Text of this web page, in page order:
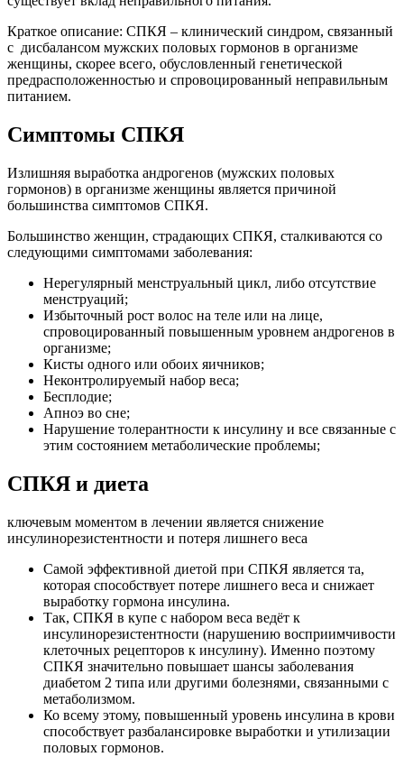
Краткое описание: СПКЯ – клинический синдром, связанный
с дисбалансом мужских половых гормонов в организме
женщины, скорее всего, обусловленный генетической
предрасположенностью и спровоцированный неправильным
питанием.
Симптомы СПКЯ
Излишняя выработка андрогенов (мужских половых
гормонов) в организме женщины является причиной
большинства симптомов СПКЯ.
Большинство женщин, страдающих СПКЯ, сталкиваются со
следующими симптомами заболевания:
Нерегулярный менструальный цикл, либо отсутствие
менструаций;
Избыточный рост волос на теле или на лице,
спровоцированный повышенным уровнем андрогенов в
организме;
Кисты одного или обоих яичников;
Неконтролируемый набор веса;
Бесплодие;
Апноэ во сне;
Нарушение толерантности к инсулину и все связанные с
этим состоянием метаболические проблемы;
СПКЯ и диета
ключевым моментом в лечении является снижение
инсулинорезистентности и потеря лишнего веса
Самой эффективной диетой при СПКЯ является та,
которая способствует потере лишнего веса и снижает
выработку гормона инсулина.
Так, СПКЯ в купе с набором веса ведёт к
инсулинорезистентности (нарушению восприимчивости
клеточных рецепторов к инсулину). Именно поэтому
СПКЯ значительно повышает шансы заболевания
диабетом 2 типа или другими болезнями, связанными с
метаболизмом.
Ко всему этому, повышенный уровень инсулина в крови
способствует разбалансировке выработки и утилизации
половых гормонов.